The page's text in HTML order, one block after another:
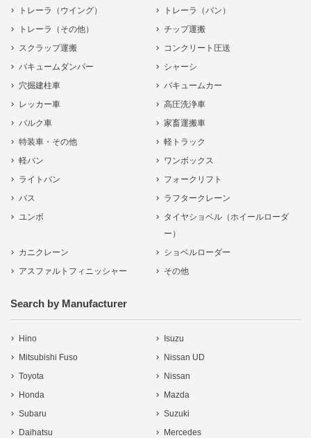
トレーラ（ウイング）
トレーラ（バン）
トレーラ（その他）
チップ運搬
スクラップ運搬
コンクリート圧送
バキュームダンパー
シャーシ
穴掘建柱車
バキュームカー
レッカー車
高圧洗浄車
バルク車
家畜運搬車
特装車・その他
軽トラック
軽バン
ワンボックス
ライトバン
フォークリフト
バス
ラフタークレーン
ユンボ
タイヤショベル（ホイールローダ
ー）
カニクレーン
ショベルローダー
アスファルトフィニッシャー
その他
Search by Manufacturer
Hino
Isuzu
Mitsubishi Fuso
Nissan UD
Toyota
Nissan
Honda
Mazda
Subaru
Suzuki
Daihatsu
Mercedes